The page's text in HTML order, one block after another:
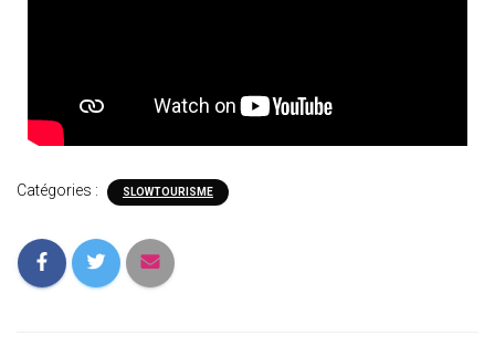
Catégories : SLOWTOURISME